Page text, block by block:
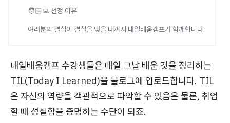
🧑🏻‍💻 선정 이유
여러분의 결심이 결실을 맺을 때까지 내일배움캠프가 함께합니다.
내일배움캠프 수강생들은 매일 그날 배운 것을 정리하는
TIL(Today I Learned)을 블로그에 업로드합니다. TIL
은 자신의 역량을 객관적으로 파악할 수 있음은 물론, 취업
할 때 성실함을 증명하는 수단이 되죠.